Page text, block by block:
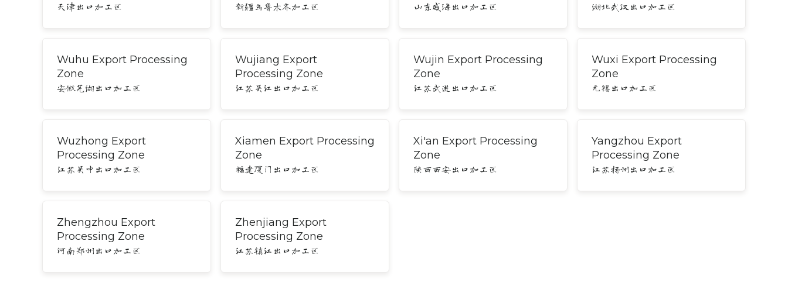
天津出口加工区 新疆乌鲁木齐加工区 山东威海出口加工区 湖北武汉出口加工区
Wuhu Export Processing
Zone
安徽芜湖出口加工区
Wujiang Export
Processing Zone
江苏吴江出口加工区
Wujin Export Processing
Zone
江苏武进出口加工区
Wuxi Export Processing
Zone
无锡出口加工区
Wuzhong Export
Processing Zone
江苏吴中出口加工区
Xiamen Export Processing
Zone
福建厦门出口加工区
Xi'an Export Processing
Zone
陕西西安出口加工区
Yangzhou Export
Processing Zone
江苏扬州出口加工区
Zhengzhou Export
Processing Zone
河南郑州出口加工区
Zhenjiang Export
Processing Zone
江苏镇江出口加工区